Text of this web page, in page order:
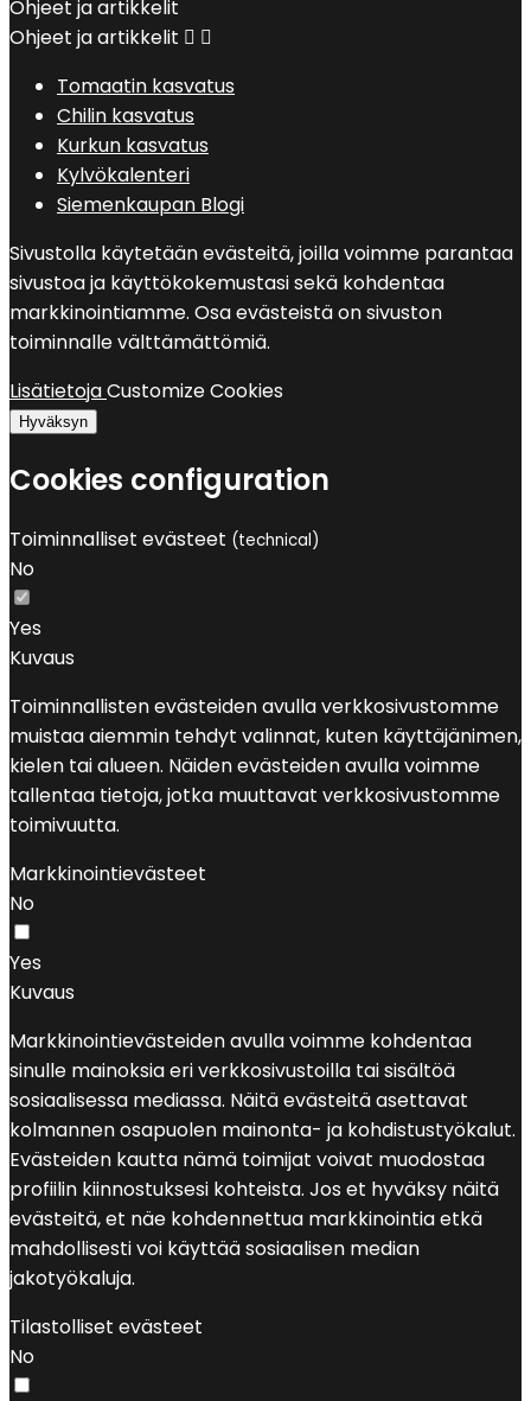
Ohjeet ja artikkelit
Ohjeet ja artikkelit  
Tomaatin kasvatus
Chilin kasvatus
Kurkun kasvatus
Kylvökalenteri
Siemenkaupan Blogi
Sivustolla käytetään evästeitä, joilla voimme parantaa
sivustoa ja käyttökokemustasi sekä kohdentaa
markkinointiamme. Osa evästeistä on sivuston
toiminnalle välttämättömiä.
LisätietojaCustomize Cookies
Hyväksyn
Cookies configuration
Toiminnalliset evästeet (technical)
No
Yes
Kuvaus
Toiminnallisten evästeiden avulla verkkosivustomme
muistaa aiemmin tehdyt valinnat, kuten käyttäjänimen,
kielen tai alueen. Näiden evästeiden avulla voimme
tallentaa tietoja, jotka muuttavat verkkosivustomme
toimivuutta.
Markkinointievästeet
No
Yes
Kuvaus
Markkinointievästeiden avulla voimme kohdentaa
sinulle mainoksia eri verkkosivustoilla tai sisältöä
sosiaalisessa mediassa. Näitä evästeitä asettavat
kolmannen osapuolen mainonta- ja kohdistustyökalut.
Evästeiden kautta nämä toimijat voivat muodostaa
profiilin kiinnostuksesi kohteista. Jos et hyväksy näitä
evästeitä, et näe kohdennettua markkinointia etkä
mahdollisesti voi käyttää sosiaalisen median
jakotyökaluja.
Tilastolliset evästeet
No